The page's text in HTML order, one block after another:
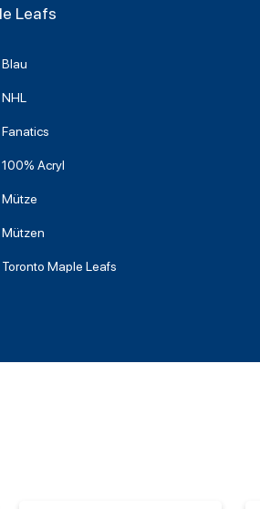
Leafs
Blau
NHL
Fanatics
100% Acryl
Mütze
Mützen
Toronto Maple Leafs